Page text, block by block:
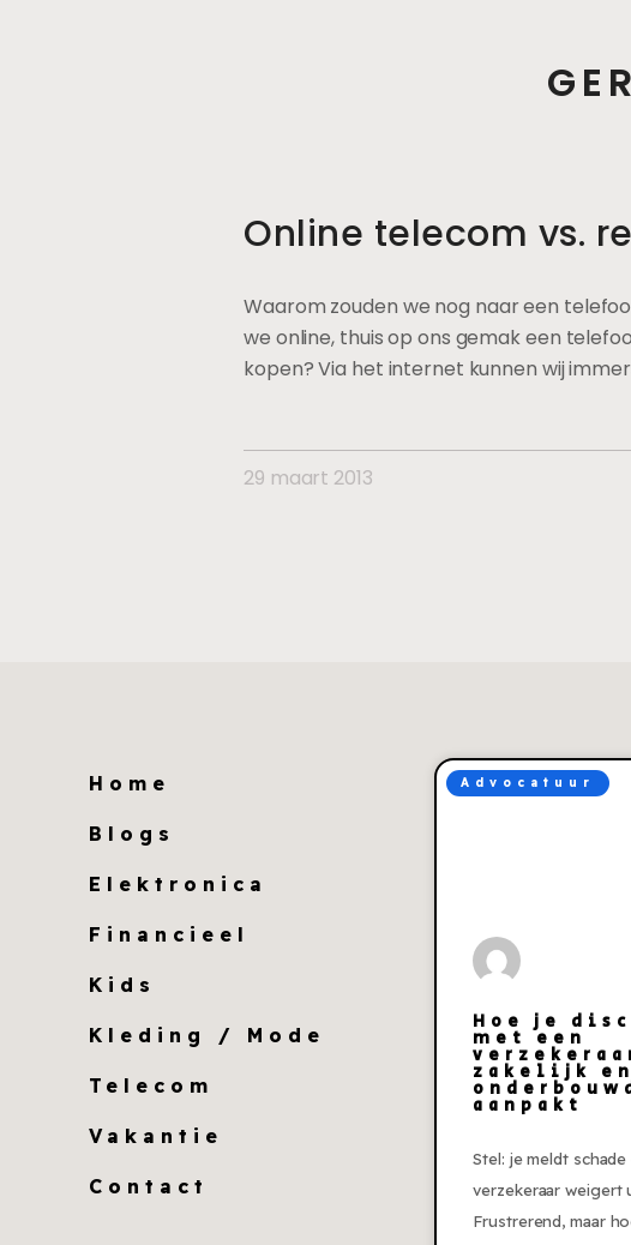
Online telecom vs.
Waarom zouden we nog naar een
we online, thuis op ons gemak een
kopen? Via het internet kunnen wij
29 maart 2013
Home
Blogs
Elektronica
Financieel
Kids
Kleding / Mode
Telecom
Vakantie
Contact
Advocatuur
Hoe je
met een
zakelijk en
aanpakt
Stel: je meldt
verzekeraar weigert
Frustrerend, maar